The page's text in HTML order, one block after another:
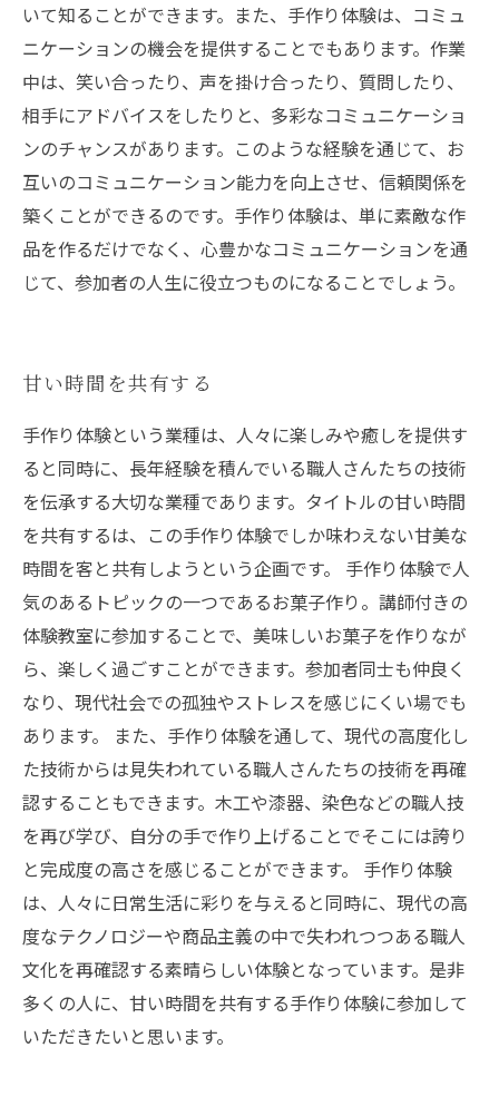
いて知ることができます。また、手作り体験は、コミュ
ニケーションの機会を提供することでもあります。作業
中は、笑い合ったり、声を掛け合ったり、質問したり、
相手にアドバイスをしたりと、多彩なコミュニケーショ
ンのチャンスがあります。このような経験を通じて、お
互いのコミュニケーション能力を向上させ、信頼関係を
築くことができるのです。手作り体験は、単に素敵な作
品を作るだけでなく、心豊かなコミュニケーションを通
じて、参加者の人生に役立つものになることでしょう。
甘い時間を共有する
手作り体験という業種は、人々に楽しみや癒しを提供す
ると同時に、長年経験を積んでいる職人さんたちの技術
を伝承する大切な業種であります。タイトルの甘い時間
を共有するは、この手作り体験でしか味わえない甘美な
時間を客と共有しようという企画です。 手作り体験で人
気のあるトピックの一つであるお菓子作り。講師付きの
体験教室に参加することで、美味しいお菓子を作りなが
ら、楽しく過ごすことができます。参加者同士も仲良く
なり、現代社会での孤独やストレスを感じにくい場でも
あります。 また、手作り体験を通して、現代の高度化し
た技術からは見失われている職人さんたちの技術を再確
認することもできます。木工や漆器、染色などの職人技
を再び学び、自分の手で作り上げることでそこには誇り
と完成度の高さを感じることができます。 手作り体験
は、人々に日常生活に彩りを与えると同時に、現代の高
度なテクノロジーや商品主義の中で失われつつある職人
文化を再確認する素晴らしい体験となっています。是非
多くの人に、甘い時間を共有する手作り体験に参加して
いただきたいと思います。